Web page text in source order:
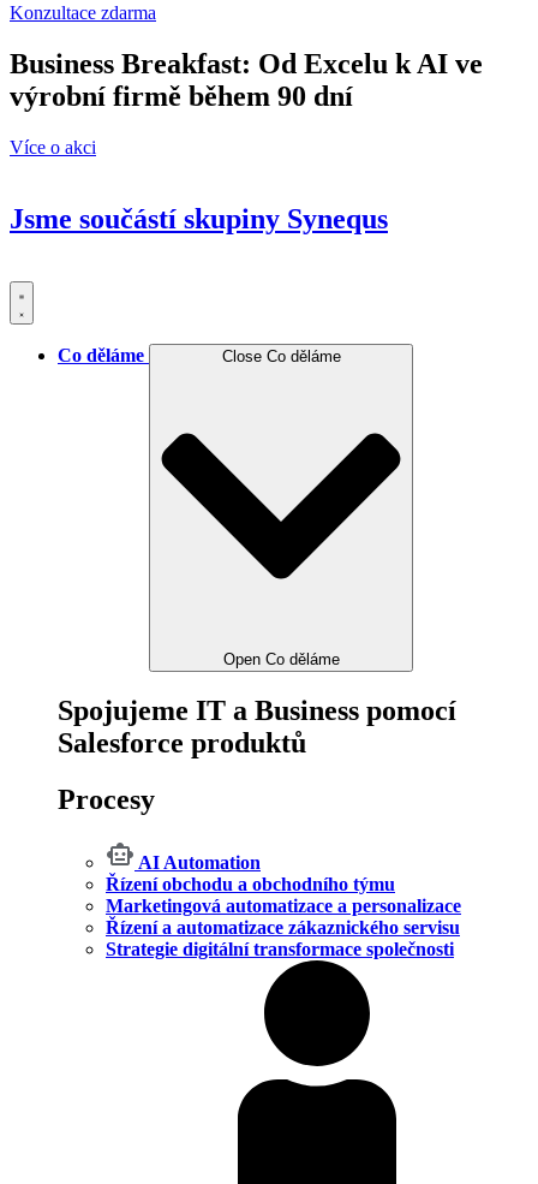
Konzultace zdarma
Business Breakfast: Od Excelu k AI ve
výrobní firmě během 90 dní
Více o akci
Jsme součástí skupiny Synequs
Co děláme Close Co děláme
Open Co děláme
Spojujeme IT a Business pomocí
Salesforce produktů
Procesy
AI Automation
Řízení obchodu a obchodního týmu
Marketingová automatizace a personalizace
Řízení a automatizace zákaznického servisu
Strategie digitální transformace společnosti